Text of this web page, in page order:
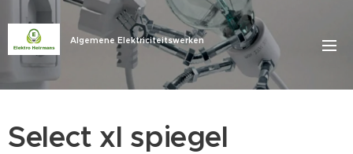
Algemene Elektriciteitswerken
Select xl spiegel